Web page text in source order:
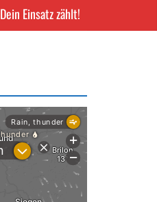
Dein Einsatz zählt!